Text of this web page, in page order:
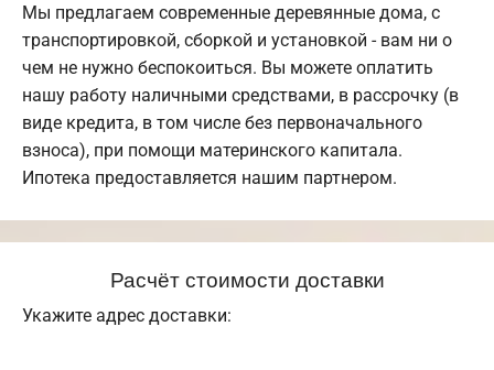
Мы предлагаем современные деревянные дома, с
транспортировкой, сборкой и установкой - вам ни о
чем не нужно беспокоиться. Вы можете оплатить
нашу работу наличными средствами, в рассрочку (в
виде кредита, в том числе без первоначального
взноса), при помощи материнского капитала.
Ипотека предоставляется нашим партнером.
Расчёт стоимости доставки
Укажите адрес доставки: